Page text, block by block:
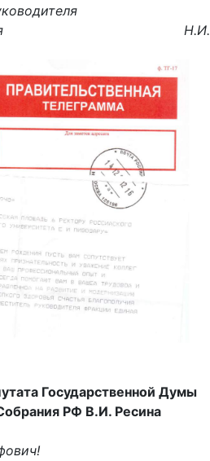
Россия Н.И.
Государственной Думы
РФ В.И. Ресина